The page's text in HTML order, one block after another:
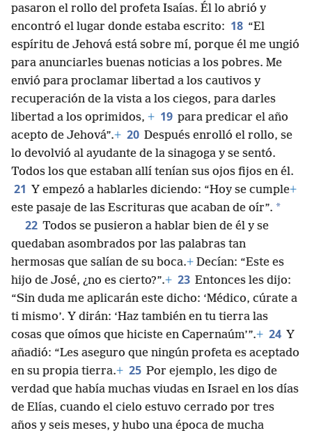
pasaron el rollo del profeta Isaías. Él lo abrió y
encontró el lugar donde estaba escrito: 18 “El
espíritu de Jehová está sobre mí, porque él me ungió
para anunciarles buenas noticias a los pobres. Me
envió para proclamar libertad a los cautivos y
recuperación de la vista a los ciegos, para darles
libertad a los oprimidos, + 19 para predicar el año
acepto de Jehová”.+ 20 Después enrolló el rollo, se
lo devolvió al ayudante de la sinagoga y se sentó.
Todos los que estaban allí tenían sus ojos fijos en él.
21 Y empezó a hablarles diciendo: “Hoy se cumple+
este pasaje de las Escrituras que acaban de oír”. *
22 Todos se pusieron a hablar bien de él y se
quedaban asombrados por las palabras tan
hermosas que salían de su boca.+ Decían: “Este es
hijo de José, ¿no es cierto?”.+ 23 Entonces les dijo:
“Sin duda me aplicarán este dicho: ‘Médico, cúrate a
ti mismo’. Y dirán: ‘Haz también en tu tierra las
cosas que oímos que hiciste en Capernaúm’”.+ 24 Y
añadió: “Les aseguro que ningún profeta es aceptado
en su propia tierra.+ 25 Por ejemplo, les digo de
verdad que había muchas viudas en Israel en los días
de Elías, cuando el cielo estuvo cerrado por tres
años y seis meses, y hubo una época de mucha